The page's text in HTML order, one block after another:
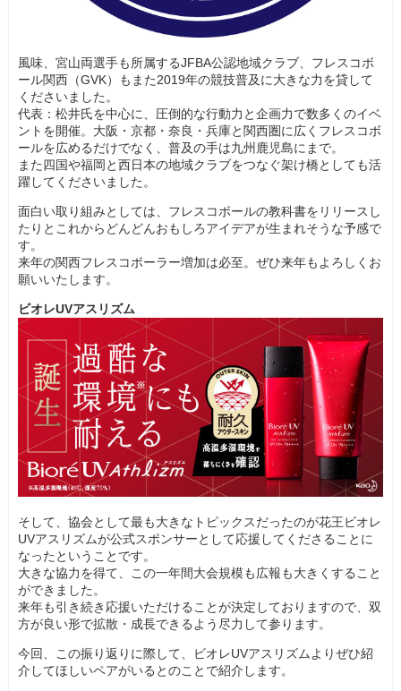
風味、宮山両選手も所属するJFBA公認地域クラブ、フレスコボ
ール関西（GVK）もまた2019年の競技普及に大きな力を貸して
くださいました。
代表：松井氏を中心に、圧倒的な行動力と企画力で数多くのイベ
ントを開催。大阪・京都・奈良・兵庫と関西圏に広くフレスコボ
ールを広めるだけでなく、普及の手は九州鹿児島にまで。
また四国や福岡と西日本の地域クラブをつなぐ架け橋としても活
躍してくださいました。
面白い取り組みとしては、フレスコボールの教科書をリリースし
たりとこれからどんどんおもしろアイデアが生まれそうな予感で
す。
来年の関西フレスコボーラー増加は必至。ぜひ来年もよろしくお
願いいたします。
ビオレUVアスリズム
そして、協会として最も大きなトピックスだったのが花王ビオレ
UVアスリズムが公式スポンサーとして応援してくださることに
なったということです。
大きな協力を得て、この一年間大会規模も広報も大きくすること
ができました。
来年も引き続き応援いただけることが決定しておりますので、双
方が良い形で拡散・成長できるよう尽力して参ります。
今回、この振り返りに際して、ビオレUVアスリズムよりぜひ紹
介してほしいペアがいるとのことで紹介します。